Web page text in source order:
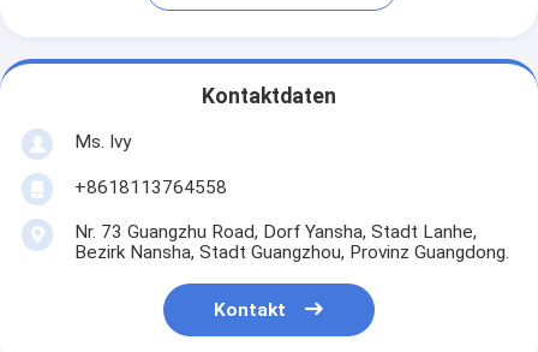
Kontaktdaten
Ms. Ivy
+8618113764558
Nr. 73 Guangzhu Road, Dorf Yansha, Stadt Lanhe,
Bezirk Nansha, Stadt Guangzhou, Provinz Guangdong.
Kontakt